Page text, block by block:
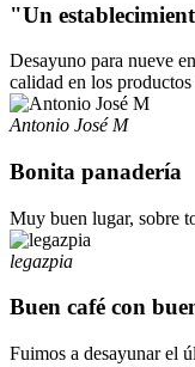
"Un
Desayuno para nueve
calidad en los
Antonio José M
Bonita panadería
Muy buen lugar, sobre
legazpia
Buen café con
Fuimos a desayunar el